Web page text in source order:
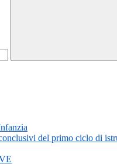
del primo ciclo di